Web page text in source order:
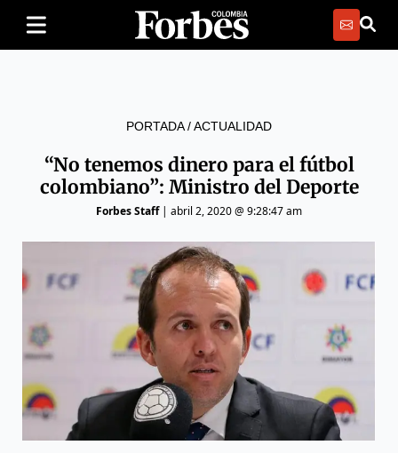
PORTADA/ACTUALIDAD
“No tenemos dinero para el fútbol
colombiano”: Ministro del Deporte
Forbes Staff| abril 2, 2020 @ 9:28:47 am